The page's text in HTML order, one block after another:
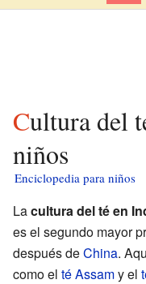
Cultura del té en India para
niños
Enciclopedia para niños
Lacultura del té en
es el segundo mayor
después deChina.
como el té Assamy el